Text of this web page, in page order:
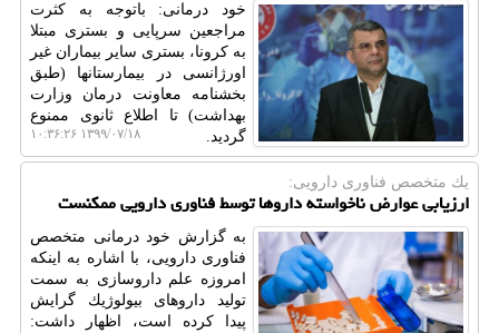
خود درمانی: باتوجه به كثرت
مراجعین سرپایی و بستری مبتلا
به كرونا، بستری سایر بیماران غیر
اورژانسی در بیمارستانها (طبق
بخشنامه معاونت درمان وزارت
بهداشت) تا اطلاع ثانوی ممنوع
گردید.
۱۳۹۹/۰۷/۱۸ ۱۰:۳۶:۲۶
یك متخصص فناوری دارویی:
ارزیابی عوارض ناخواسته داروها توسط فناوری دارویی ممكنست
به گزارش خود درمانی متخصص
فناوری دارویی، با اشاره به اینكه
امروزه علم داروسازی به سمت
تولید داروهای بیولوژیك گرایش
پیدا كرده است، اظهار داشت: